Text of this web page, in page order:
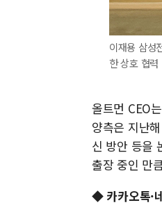
이재용 삼성
한 상호 협
올트먼 CEO
양측은 지난
신 방안 등을
출장 중인 만
◆ 카카오톡·